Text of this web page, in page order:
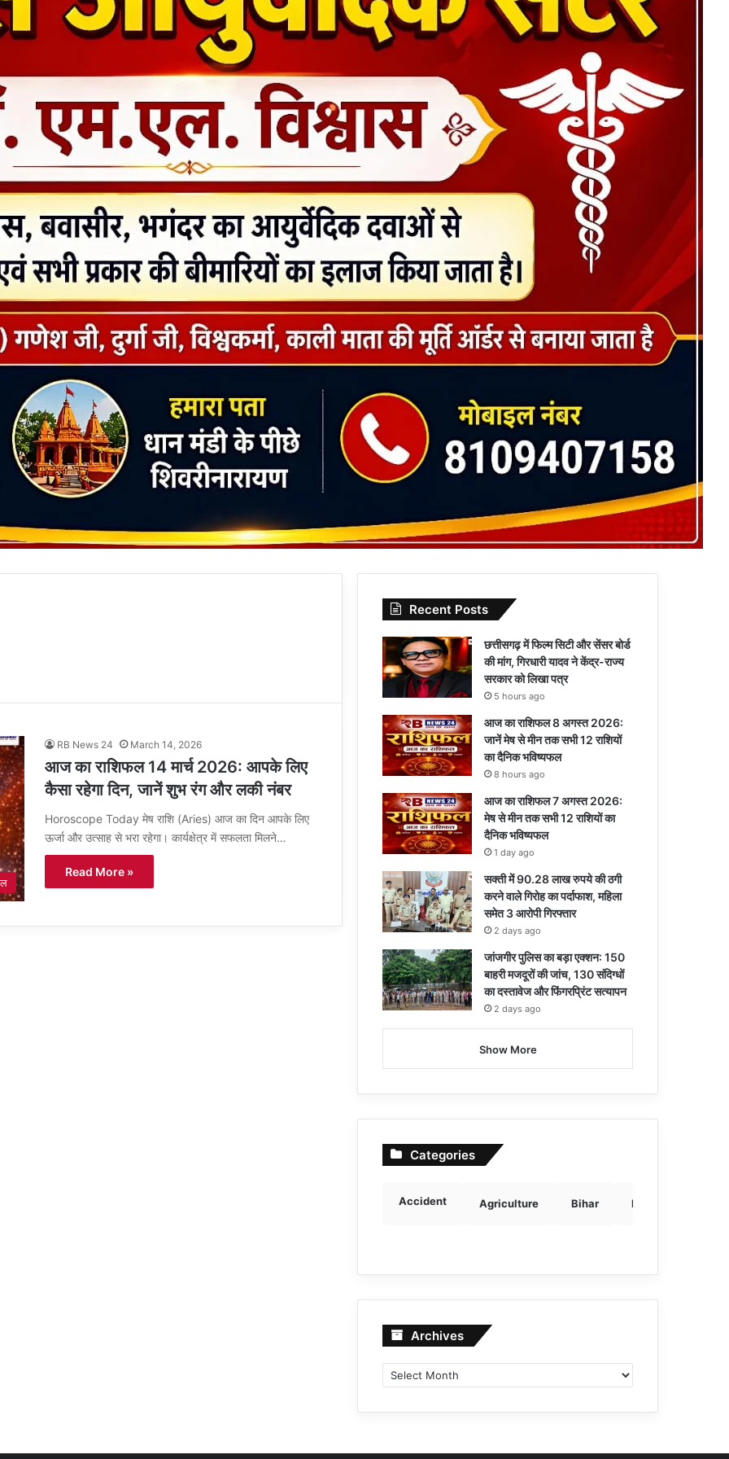
RB News 24 March 14, 2026
आज का राशिफल 14 मार्च 2026: आपके लिए
कैसा रहेगा दिन, जानें शुभ रंग और लकी नंबर
Horoscope Today मेष राशि (Aries) आज का दिन आपके लिए
ऊर्जा और उत्साह से भरा रहेगा। कार्यक्षेत्र में सफलता मिलने…
Read More »
Recent Posts
छत्तीसगढ़ में फिल्म सिटी और सेंसर बोर्ड
की मांग, गिरधारी यादव ने केंद्र-राज्य
सरकार को लिखा पत्र
5 hours ago
आज का राशिफल 8 अगस्त 2026:
जानें मेष से मीन तक सभी 12 राशियों
का दैनिक भविष्यफल
8 hours ago
आज का राशिफल 7 अगस्त 2026:
मेष से मीन तक सभी 12 राशियों का
दैनिक भविष्यफल
1 day ago
सक्ती में 90.28 लाख रुपये की ठगी
करने वाले गिरोह का पर्दाफाश, महिला
समेत 3 आरोपी गिरफ्तार
2 days ago
जांजगीर पुलिस का बड़ा एक्शन: 150
बाहरी मजदूरों की जांच, 130 संदिग्धों
का दस्तावेज और फिंगरप्रिंट सत्यापन
2 days ago
Show More
Categories
Accident Agriculture Bihar Breaking news
Archives Archives